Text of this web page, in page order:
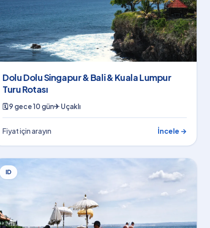
Dolu Dolu Singapur & Bali & Kuala Lumpur
Turu Rotası
🗓9 gece 10 gün✈Uçaklı
Fiyat için arayın İncele →
ID